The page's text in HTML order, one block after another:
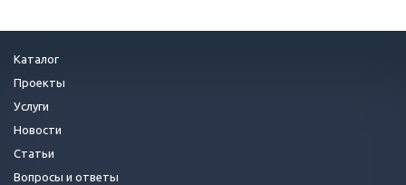
Каталог
Проекты
Услуги
Новости
Статьи
Вопросы и ответы